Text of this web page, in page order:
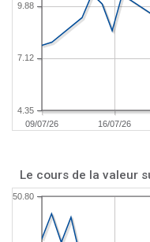
09/07/26 16/07/26
4.35
7.12
9.88
Le cours de la valeur
50.80